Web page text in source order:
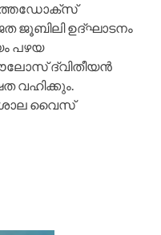
ജൂബിലി ഉദ്ഘാടനം
പഴയ
ദ്വിതീയൻ
വഹിക്കും.
വൈസ്